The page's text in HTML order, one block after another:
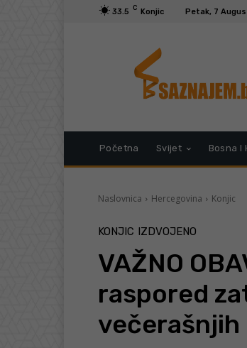
33.5 C Konjic Petak, 7
Početna Svijet Bosna I
Naslovnica Hercegovina Konjic
KONJIC IZDVOJENO
VAŽNO
raspored